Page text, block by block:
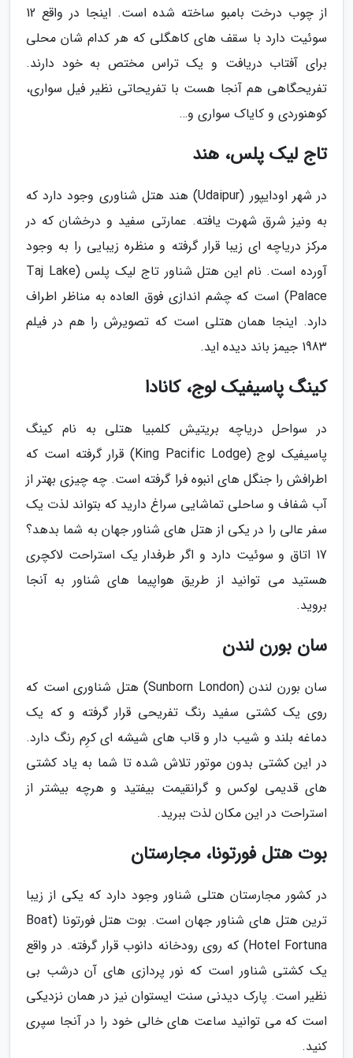
از چوب درخت بامبو ساخته شده است. اینجا در واقع 12
سوئیت دارد با سقف های کاهگلی که هر کدام شان محلی
برای آفتاب دریافت و یک تراس مختص به خود دارند.
تفریحگاهی هم آنجا هست با تفریحاتی نظیر فیل سواری،
کوهنوردی و کایاک سواری و…
تاج لیک پلس، هند
در شهر اودایپور (Udaipur) هند هتل شناوری وجود دارد که
به ونیز شرق شهرت یافته. عمارتی سفید و درخشان که در
مرکز دریاچه ای زیبا قرار گرفته و منظره زیبایی را به وجود
آورده است. نام این هتل شناور تاج لیک پلس (Taj Lake
Palace) است که چشم اندازی فوق العاده به مناظر اطراف
دارد. اینجا همان هتلی است که تصویرش را هم در فیلم
1983 جیمز باند دیده اید.
کینگ پاسیفیک لوج، کانادا
در سواحل دریاچه بریتیش کلمبیا هتلی به نام کینگ
پاسیفیک لوج (King Pacific Lodge) قرار گرفته است که
اطرافش را جنگل های انبوه فرا گرفته است. چه چیزی بهتر از
آب شفاف و ساحلی تماشایی سراغ دارید که بتواند لذت یک
سفر عالی را در یکی از هتل های شناور جهان به شما بدهد؟
17 اتاق و سوئیت دارد و اگر طرفدار یک استراحت لاکچری
هستید می توانید از طریق هواپیما های شناور به آنجا
بروید.
سان بورن لندن
سان بورن لندن (Sunborn London) هتل شناوری است که
روی یک کشتی سفید رنگ تفریحی قرار گرفته و که یک
دماغه بلند و شیب دار و قاب های شیشه ای کرِم رنگ دارد.
در این کشتی بدون موتور تلاش شده تا شما به یاد کشتی
های قدیمی لوکس و گرانقیمت بیفتید و هرچه بیشتر از
استراحت در این مکان لذت ببرید.
بوت هتل فورتونا، مجارستان
در کشور مجارستان هتلی شناور وجود دارد که یکی از زیبا
ترین هتل های شناور جهان است. بوت هتل فورتونا (Boat
Hotel Fortuna) که روی رودخانه دانوب قرار گرفته. در واقع
یک کشتی شناور است که نور پردازی های آن درشب بی
نظیر است. پارک دیدنی سنت ایستوان نیز در همان نزدیکی
است که می توانید ساعت های خالی خود را در آنجا سپری
کنید.